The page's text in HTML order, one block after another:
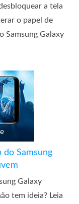
a tela
o papel de
Samsung Galaxy
do Samsung
Galaxy
tem ideia? Leia